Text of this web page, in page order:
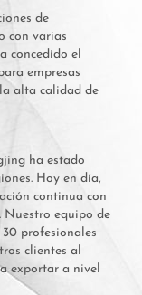
de
con varias
concedido el
empresas
alta calidad de
ha estado
Hoy en día,
continua con
Nuestro equipo de
profesionales
clientes al
exportar a nivel